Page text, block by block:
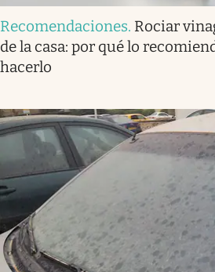
Recomendaciones. Rociar
de la casa: por qué lo
hacerlo